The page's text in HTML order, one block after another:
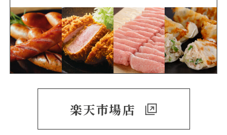
楽天市場店